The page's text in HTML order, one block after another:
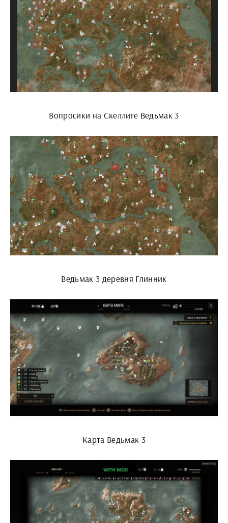
Вопросики на Скеллиге Ведьмак 3
Ведьмак 3 деревня Глинник
Карта Ведьмак 3